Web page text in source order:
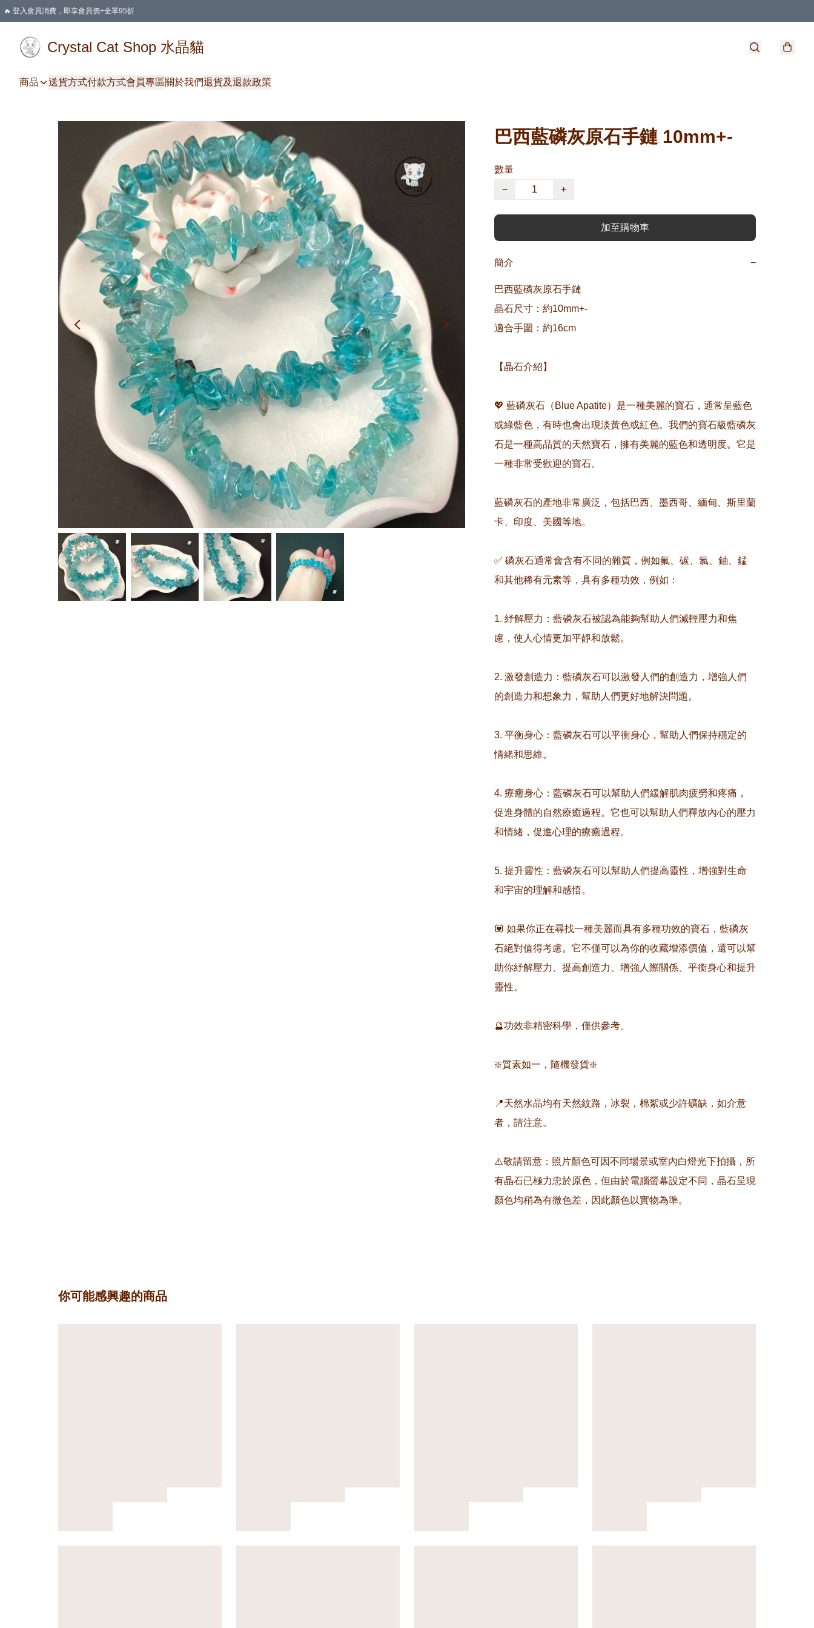
🔥 登入會員消費，即享會員價+全單95折
Crystal Cat Shop 水晶貓
商品 送貨方式付款方式會員專區關於我們退貨及退款政策
巴西藍磷灰原石手鏈 10mm+-
數量
−
+
加至購物車
簡介 −
巴西藍磷灰原石手鏈
晶石尺寸：約10mm+-
適合手圍：約16cm
【晶石介紹】
💖 藍磷灰石（Blue Apatite）是一種美麗的寶石，通常呈藍色
或綠藍色，有時也會出現淡黃色或紅色。我們的寶石級藍磷灰
石是一種高品質的天然寶石，擁有美麗的藍色和透明度。它是
一種非常受歡迎的寶石。
藍磷灰石的產地非常廣泛，包括巴西、墨西哥、緬甸、斯里蘭
卡、印度、美國等地。
✅ 磷灰石通常會含有不同的雜質，例如氟、碳、氯、鈾、錳
和其他稀有元素等，具有多種功效，例如：
1. 紓解壓力：藍磷灰石被認為能夠幫助人們減輕壓力和焦
慮，使人心情更加平靜和放鬆。
2. 激發創造力：藍磷灰石可以激發人們的創造力，增強人們
的創造力和想象力，幫助人們更好地解決問題。
3. 平衡身心：藍磷灰石可以平衡身心，幫助人們保持穩定的
情緒和思維。
4. 療癒身心：藍磷灰石可以幫助人們緩解肌肉疲勞和疼痛，
促進身體的自然療癒過程。它也可以幫助人們釋放內心的壓力
和情緒，促進心理的療癒過程。
5. 提升靈性：藍磷灰石可以幫助人們提高靈性，增強對生命
和宇宙的理解和感悟。
💟 如果你正在尋找一種美麗而具有多種功效的寶石，藍磷灰
石絕對值得考慮。它不僅可以為你的收藏增添價值，還可以幫
助你紓解壓力、提高創造力、增強人際關係、平衡身心和提升
靈性。
🔮功效非精密科學，僅供參考。
❇️質素如一，隨機發貨❇️
📍天然水晶均有天然紋路，冰裂，棉絮或少許礦缺，如介意
者，請注意。
⚠️敬請留意：照片顏色可因不同場景或室內白燈光下拍攝，所
有晶石已極力忠於原色，但由於電腦螢幕設定不同，晶石呈現
顏色均稍為有微色差，因此顏色以實物為準。
你可能感興趣的商品